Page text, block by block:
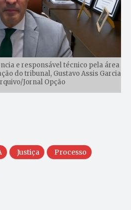
e responsável técnico pela área
do tribunal, Gustavo Assis Garcia
Jornal Opção
Justiça
Processo